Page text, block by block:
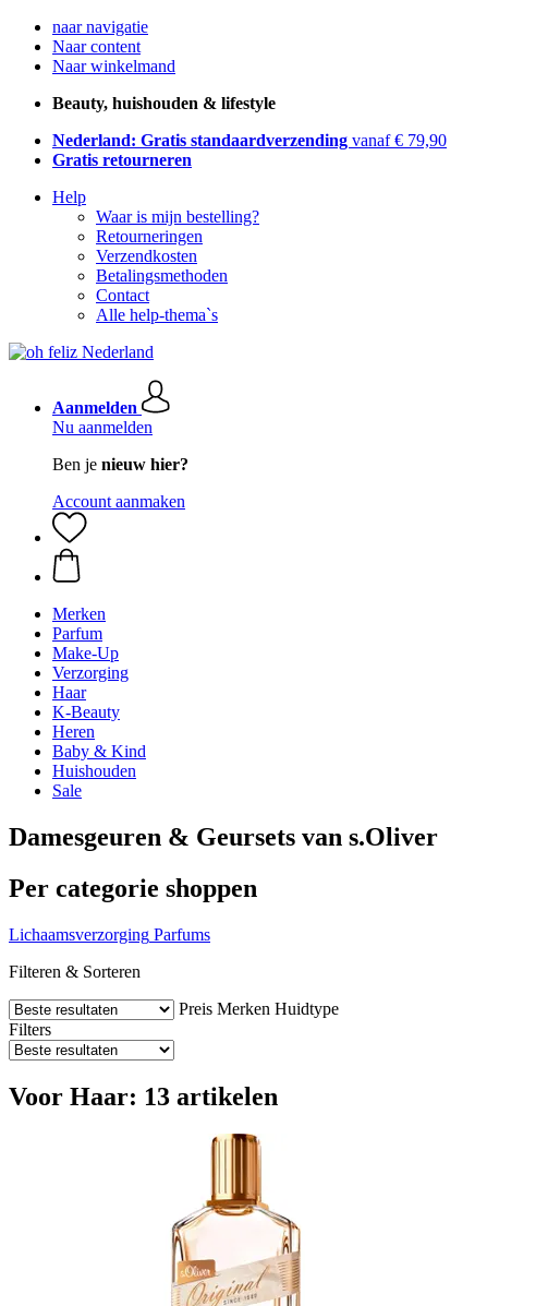
naar navigatie
Naar content
Naar winkelmand
Beauty, huishouden & lifestyle
Nederland: Gratis standaardverzending vanaf € 79,90
Gratis retourneren
Help
Waar is mijn bestelling?
Retourneringen
Verzendkosten
Betalingsmethoden
Contact
Alle help-thema`s
Aanmelden
Nu aanmelden
Ben je nieuw hier?
Account aanmaken
Merken
Parfum
Make-Up
Verzorging
Haar
K-Beauty
Heren
Baby & Kind
Huishouden
Sale
Damesgeuren & Geursets van s.Oliver
Per categorie shoppen
Lichaamsverzorging Parfums
Filteren & Sorteren
Preis Merken Huidtype
Filters
Voor Haar: 13 artikelen